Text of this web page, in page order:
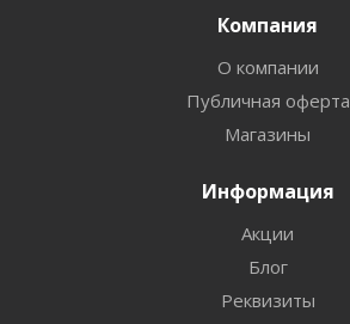
Компания
О компании
Публичная оферта
Магазины
Информация
Акции
Блог
Реквизиты